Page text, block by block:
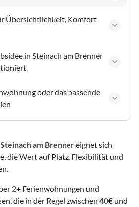
Übersichtlichkeit, Komfort
in Steinach am Brenner
oder das passende
am Brennereignet sich
die Wert auf Platz, Flexibilität und
2+ Ferienwohnungen und
die in der Regel zwischen 40€ und